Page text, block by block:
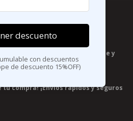
en herramientas Milwaukee y
la marca en chile 🧰🤝
tu compra! ¡Envíos rápidos y seguros
descuento
con descuentos
de descuento 15%OFF)